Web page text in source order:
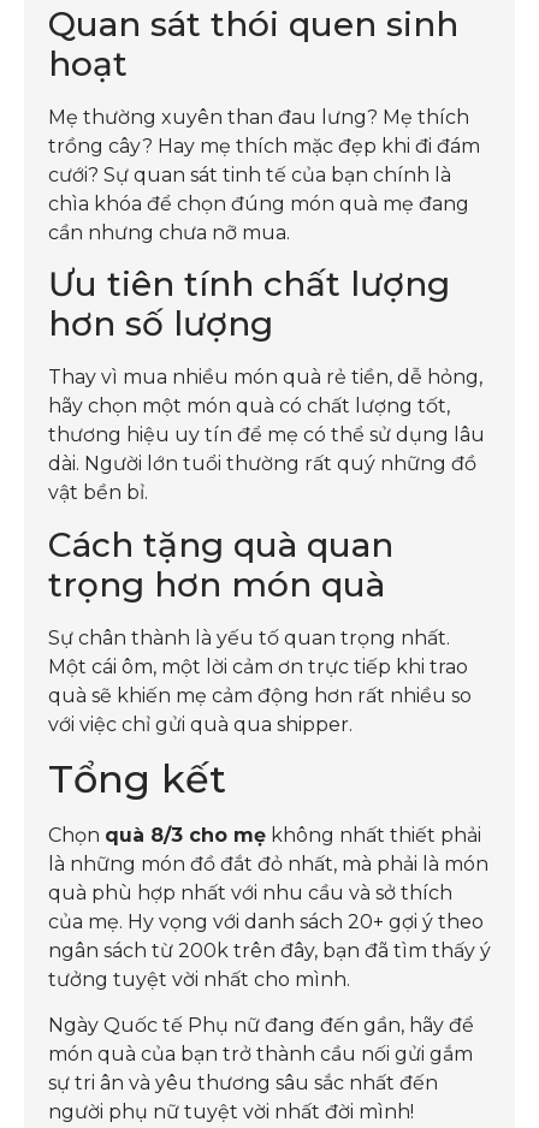
Quan sát thói quen sinh
hoạt
Mẹ thường xuyên than đau lưng? Mẹ thích
trồng cây? Hay mẹ thích mặc đẹp khi đi đám
cưới? Sự quan sát tinh tế của bạn chính là
chìa khóa để chọn đúng món quà mẹ đang
cần nhưng chưa nỡ mua.
Ưu tiên tính chất lượng
hơn số lượng
Thay vì mua nhiều món quà rẻ tiền, dễ hỏng,
hãy chọn một món quà có chất lượng tốt,
thương hiệu uy tín để mẹ có thể sử dụng lâu
dài. Người lớn tuổi thường rất quý những đồ
vật bền bỉ.
Cách tặng quà quan
trọng hơn món quà
Sự chân thành là yếu tố quan trọng nhất.
Một cái ôm, một lời cảm ơn trực tiếp khi trao
quà sẽ khiến mẹ cảm động hơn rất nhiều so
với việc chỉ gửi quà qua shipper.
Tổng kết
Chọn quà 8/3 cho mẹ không nhất thiết phải
là những món đồ đắt đỏ nhất, mà phải là món
quà phù hợp nhất với nhu cầu và sở thích
của mẹ. Hy vọng với danh sách 20+ gợi ý theo
ngân sách từ 200k trên đây, bạn đã tìm thấy ý
tưởng tuyệt vời nhất cho mình.
Ngày Quốc tế Phụ nữ đang đến gần, hãy để
món quà của bạn trở thành cầu nối gửi gắm
sự tri ân và yêu thương sâu sắc nhất đến
người phụ nữ tuyệt vời nhất đời mình!